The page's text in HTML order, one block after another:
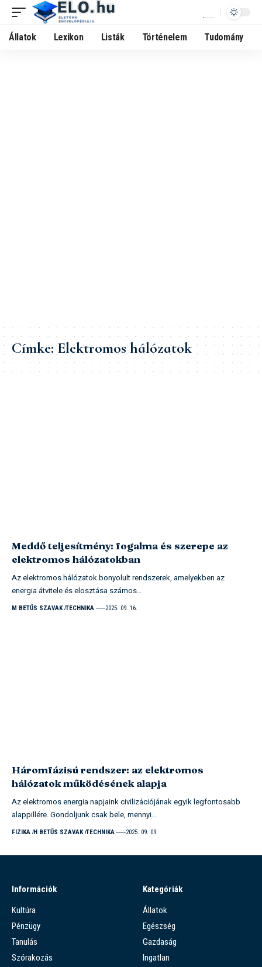
Állatok Lexikon Listák Történelem Tudomány
Címke:Elektromos hálózatok
Meddő teljesítmény: fogalma és szerepe az
elektromos hálózatokban
Az elektromos hálózatok bonyolult rendszerek, amelyekben az
energia átvitele és elosztása számos…
M BETŰS SZAVAK TECHNIKA 2025. 09. 16.
Háromfázisú rendszer: az elektromos
hálózatok működésének alapja
Az elektromos energia napjaink civilizációjának egyik legfontosabb
alappillére. Gondoljunk csak bele, mennyi…
FIZIKA H BETŰS SZAVAK TECHNIKA 2025. 09. 09.
Információk
Kultúra
Pénzügy
Tanulás
Szórakozás
Kategóriák
Állatok
Egészség
Gazdaság
Ingatlan